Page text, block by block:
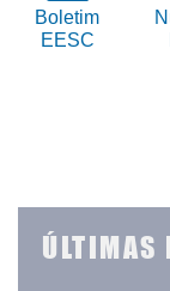
Boletim
EESC
ÚLTIMAS